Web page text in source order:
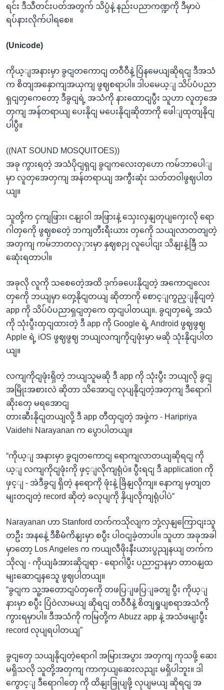
ရင်း ဒီသီတင်းပတ်အတွက် သိပ္ပံနဲ့ နည်းပညာကဏ္ဍကို ဒီမှာပဲ
ရပ်နားလိုက်ပါရစေ။
(Unicode)
ကိုယ့ျအနားမှာ ခွငျတကောငျ တဝီဝီနဲ့ ပြံနမေယျဆိုရငျ ဒီအသံ
က စိတျအနှောကျအယှကျ ဖွဈစရာပါ။ ဒါပမေယ့ျ သိပ်ပံပညာ
ရှငျတှကေတော့ ဒီခွငျရဲ့ အသံကို နားထောငျပွီး သူဟာ လူတှအေ
တှကျ အန်တရာယျ ပေးနိုငျ မပေးနိုငျဆိုတာကို ဖေါျထုတျနိုငျ
ပါပွီ။
((NAT SOUND MOSQUITOES))
အခု ကွားရတဲ့ အသံပိုငျရှငျ ခွငျကလေးတှဟော ကမ်ဘာပေါျ
မှာ လူတှအေတှကျ အန်တရာယျ အကွီးဆုံး သတ်တဝါဖွဈပါတ
ယျ။
သူတို့က ငှကျဖြား၊ ငနျးဝါ အဖြားနဲ့ သှေးလှနျတုပျကှေးလို ရော
ဂါတှကေို ဖွဈစတေဲ့ ဘကျတီးရီးယား တှကေို သယျလာတတျတဲ့
အတှကျ ကမ်ဘာတလှှားမှာ နှဈစဉျ လူပေါငျး သိနျးနဲ့ခြီ သ
ဆေုံးရတာပါ။
အခုလို လူကို သစေတေဲ့အထိ ဒုက်ခပေးနိုငျတဲ့ အကောငျလေး
တှကေို ဘယျမှာ တှေ့နိုငျတယျ ဆိုတာကို စောင့ျကွည့ျနိုငျတဲ့
app ကို သိပ်ပံပညာရှငျတှကေ ထှငျပါတယျ။. ခွငျတှရေဲ့ အသံ
ကို သုံးပွီးထှငျထားတဲ့ ဒီ app ကို Google ရဲ့ Android ဖွဈဖွဈ
Apple ရဲ့ iOS ဖွဈဖွဈ ဘယျလကျကိုငျဖုံးမှာ မဆို သုံးနိုငျပါတ
ယျ။
လကျကိုငျဖုံးရှိတဲ့ ဘယျသူမဆို ဒီ app ကို သုံးပွီး ဘယျလို ခွငျ
အမြိုးအစားလဲ ဆိုတာ သိအောငျ လုပျနိုငျတဲ့အတှကျ ဒီရောဂါ
ဆိုးတှေ မရအောငျ
တားဆီးနိုငျတယျလို့ ဒီ app တီထှငျတဲ့ အဖှဲ့က - Haripriya
Vaidehi Narayanan က ပွောပါတယျ။
“ကိုယ့ျ အနားမှာ ခွငျတကောငျ ရောကျလာတယျဆိုရငျ ကို
ယ့ျ လကျကိုငျဖုံးကို ဖှင့ျလိုကျရုံပဲ။ ပွီးရငျ ဒီ application ကို
ဖှင့ျ - အဲဒီခွငျ ရှိတဲ့ နရောကို ဖုံးနဲ့ ခြိနျလိုကျ။ နောကျ မှတျတ
မျးတငျတဲ့ record ဆိုတဲ့ ခလုပျကို နှိပျလိုကျရုံပါပဲ”
Narayanan ဟာ Stanford တက်ကသိုလျက ဘှဲ့လှနျကြောငျးသူ
တဦး အနနေဲ့ ဒီစီမံကိနျးမှာ စပွီး ပါဝငျခဲ့တာပါ။ သူဟာ အခုအခါ
မှာတော့ Los Angeles က ကယျလီဖိုးနီးယားပွညျနယျ တက်က
သိုလျ - ကိုယျခံအားဆိုငျရာ - ရောဂါပွီး ပညာဌာနမှာ တာဝနျထ
မျးဆောငျနသေူ ဖွဈပါတယျ။
“ခွငျက သူ့အတောငျပံတှကေို တဖပြျဖပြျခတျ ပွီး ကိုယ့ျ
နားမှာ စပွီး ပြံဝဲလာမယျ ဆိုရငျ တဝီဝီနဲ့ စိတျရှုပျစရာအသံကို
ကွားရမှာပါ။ ဒီအသံကို ကမြတို့က Abuzz app နဲ့ အသံဖမျးပွီး
record လုပျရပါတယျ”
ခွငျတှေ သယျနိုငျတဲ့ရောဂါ အမြားအပွား အတှကျ ကုသဖို့ ဆေး
မရှိသလို သူတို့အတှကျ ကာကှယျဆေးလညျး မရှိပါဘူး။ ဒါ
ကွောင့ျ ဒီရောဂါတှေ ကို ထိနျးခြုပျဖို့ လုပျမယျ ဆိုရငျ အ